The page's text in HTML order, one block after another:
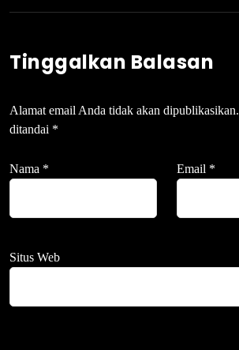
Tinggalkan Balasan
Alamat email Anda tidak akan dipublikasikan.
ditandai *
Nama * Email *
Situs Web